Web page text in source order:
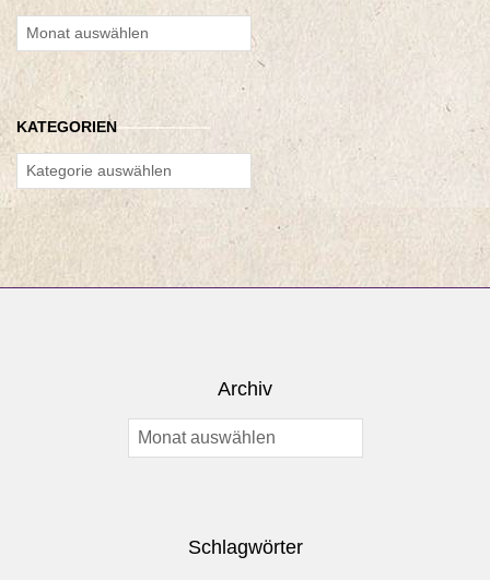
Archiv
KATEGORIEN
Kategorien
Archiv
Archiv
Schlagwörter